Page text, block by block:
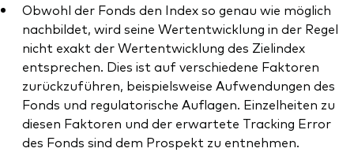
Obwohl der Fonds den Index so genau wie möglich
nachbildet, wird seine Wertentwicklung in der Regel
nicht exakt der Wertentwicklung des Zielindex
entsprechen. Dies ist auf verschiedene Faktoren
zurückzuführen, beispielsweise Aufwendungen des
Fonds und regulatorische Auflagen. Einzelheiten zu
diesen Faktoren und der erwartete Tracking Error
des Fonds sind dem Prospekt zu entnehmen.